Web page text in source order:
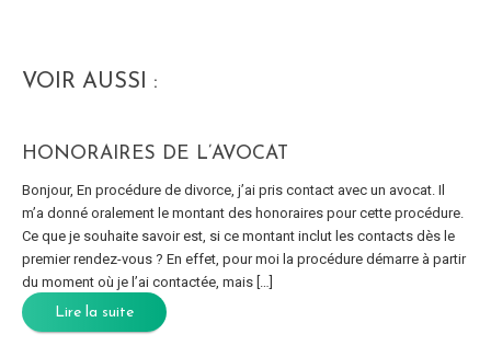
VOIR AUSSI :
HONORAIRES DE L’AVOCAT
Bonjour, En procédure de divorce, j’ai pris contact avec un avocat. Il
m’a donné oralement le montant des honoraires pour cette procédure.
Ce que je souhaite savoir est, si ce montant inclut les contacts dès le
premier rendez-vous ? En effet, pour moi la procédure démarre à partir
du moment où je l’ai contactée, mais […]
Lire la suite